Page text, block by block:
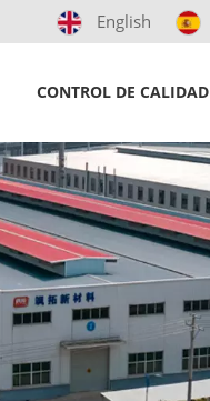
English
CONTROL DE CALIDAD